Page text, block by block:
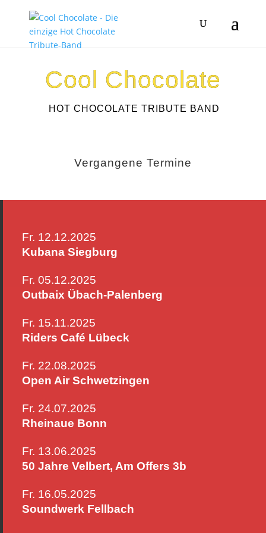
Cool Chocolate
HOT CHOCOLATE TRIBUTE BAND
Vergangene Termine
Fr. 12.12.2025
Kubana Siegburg
Fr. 05.12.2025
Outbaix Übach-Palenberg
Fr. 15.11.2025
Riders Café Lübeck
Fr. 22.08.2025
Open Air Schwetzingen
Fr. 24.07.2025
Rheinaue Bonn
Fr. 13.06.2025
50 Jahre Velbert, Am Offers 3b
Fr. 16.05.2025
Soundwerk Fellbach